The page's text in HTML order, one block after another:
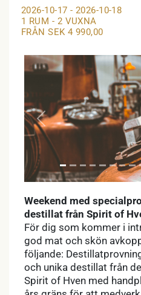
2026-10-17 - 2026-10-18
1 RUM - 2 VUXNA
FRÅN SEK 4 990,00
Previous
Weekend med
destillat från Spirit of
För dig som kommer i
god mat och skön
följande:
och unika destillat från
Spirit of Hven med